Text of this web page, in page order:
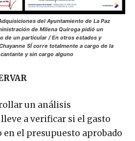
del Ayuntamiento de La Paz
de Milena Quiroga pidió un
de un particular / En otros estados y
SÍ corre totalmente a cargo de la
y sin cargo alguno
un análisis
a verificar si el gasto
en el presupuesto aprobado